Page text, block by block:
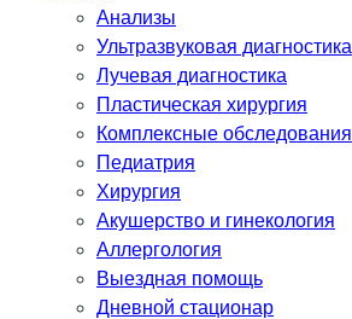
Анализы
Ультразвуковая диагностика
Лучевая диагностика
Пластическая хирургия
Комплексные обследования
Педиатрия
Хирургия
Акушерство и гинекология
Аллергология
Выездная помощь
Дневной стационар